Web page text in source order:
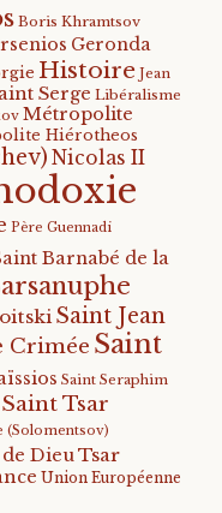
Boris Khramtsov
Geronda
Histoire Jean
Serge Libéralisme
Métropolite
Hiérotheos
Nicolas II
Père Guennadi
Barnabé de la
Saint Jean
Crimée Saint
Saint Seraphim
Saint Tsar
(Solomentsov)
DieuTsar
Union Européenne